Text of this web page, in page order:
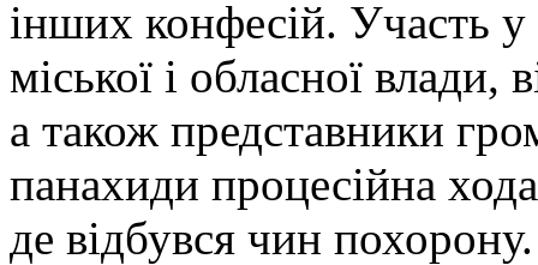
інших конфесій. Участь у
міської і обласної
а також представники
панахиди процесійна
де відбувся чин похорону.